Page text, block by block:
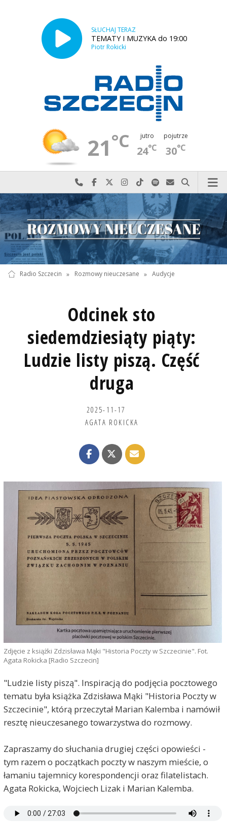
SŁUCHAJ TERAZ
TEMATY I MUZYKA do 19:00
Piotr Rokicki
21°C jutro
24°C
pojutrze
30°C
Najlepiej po prostu do nas zadzwoń
Odwiedź nas na Facebook-u
Odwiedź nas na X
Odwiedź nas na Instagram-ie
Odwiedź nas na TikTok-u
Szukaj nas na Spotify
Wyślij do nas
Szukaj
Radio Szczecin » Rozmowy nieuczesane » Audycje
Odcinek sto
siedemdziesiąty piąty:
Ludzie listy piszą. Część
druga
2025-11-17
AGATA ROKICKA
Zdjęcie z książki Zdzisława Mąki "Historia Poczty w Szczecinie". Fot.
Agata Rokicka [Radio Szczecin]
"Ludzie listy piszą". Inspiracją do podjęcia pocztowego
tematu była książka Zdzisława Mąki "Historia Poczty w
Szczecinie", którą przeczytał Marian Kalemba i namówił
resztę nieuczesanego towarzystwa do rozmowy.
Zapraszamy do słuchania drugiej części opowieści -
tym razem o początkach poczty w naszym mieście, o
łamaniu tajemnicy korespondencji oraz filatelistach.
Agata Rokicka, Wojciech Lizak i Marian Kalemba.